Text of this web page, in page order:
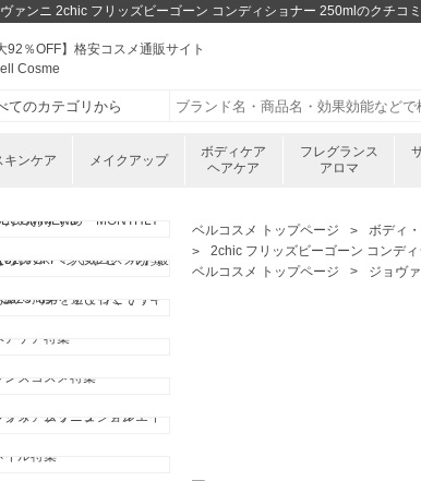
ァンニ 2chic フリッズビーゴーン コンディショナー 250mlのクチコ
92％OFF】格安コスメ通販サイト
キンケア メイクアップ
ボディケア
ヘアケア
フレグランス
アロマ
ベルコスメ トップページ ボディ
2chic フリッズビーゴーン コンデ
ベルコスメ トップページ
ジョヴ